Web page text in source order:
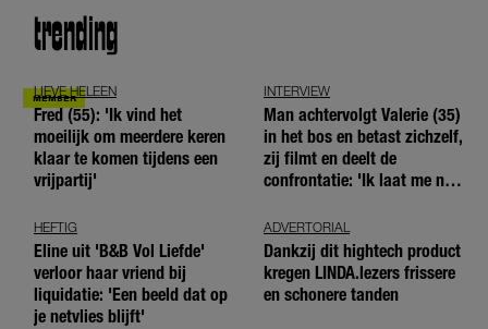
trending
LIEVE HELEEN
Fred (55): 'Ik vind het
moeilijk om meerdere keren
klaar te komen tijdens een
vrijpartij'
INTERVIEW
Man achtervolgt Valerie (35)
in het bos en betast zichzelf,
zij filmt en deelt de
confrontatie: 'Ik laat me niet
HEFTIG
Eline uit 'B&B Vol Liefde'
verloor haar vriend bij
liquidatie: 'Een beeld dat op
je netvlies blijft'
ADVERTORIAL
Dankzij dit hightech product
kregen LINDA.lezers frissere
en schonere tanden